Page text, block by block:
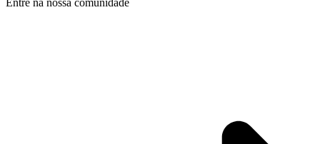
Entre na nossa comunidade